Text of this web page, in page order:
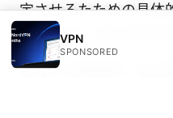
定させるたための具体
IPsec/SSL VPNの完全
橙vpn 使用指南：在全
VPN
SPONSORED